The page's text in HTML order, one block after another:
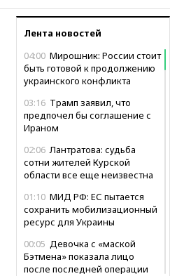
Лента новостей
04:00 Мирошник: России стоит
быть готовой к продолжению
украинского конфликта
03:16 Трамп заявил, что
предпочел бы соглашение с
Ираном
02:06 Лантратова: судьба
сотни жителей Курской
области все еще неизвестна
01:10 МИД РФ: ЕС пытается
сохранить мобилизационный
ресурс для Украины
00:05 Девочка с «маской
Бэтмена» показала лицо
после последней операции